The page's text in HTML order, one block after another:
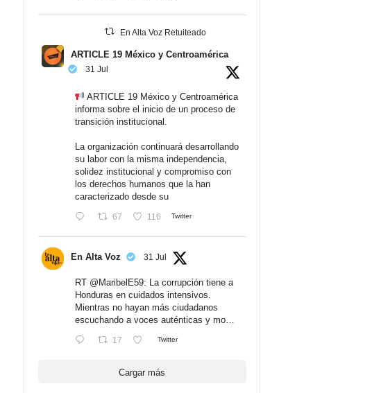
En Alta Voz Retuiteado
ARTICLE 19 México y Centroamérica
31 Jul
ARTICLE 19 México y Centroamérica
informa sobre el inicio de un proceso de
transición institucional.
La organización continuará desarrollando
su labor con la misma independencia,
solidez institucional y compromiso con
los derechos humanos que la han
caracterizado desde su
67 116 Twitter
En Alta Voz 31 Jul
RT @MaribelE59: La corrupción tiene a
Honduras en cuidados intensivos.
Mientras no hayan más ciudadanos
escuchando a voces auténticas y mo…
17 Twitter
Cargar más